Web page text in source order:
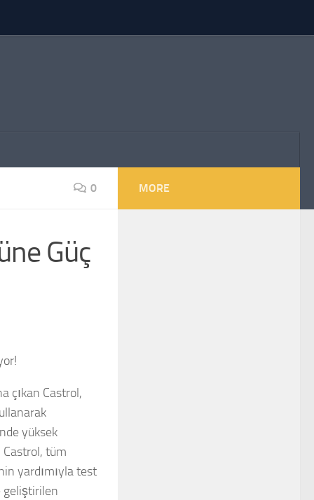
0
Güç
çıkan Castrol,
yüksek
tüm
yardımıyla test
geliştirilen
MORE